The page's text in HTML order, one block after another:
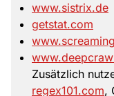
www.sistrix.de
getstat.com
Zusätzlich
regex101.com,